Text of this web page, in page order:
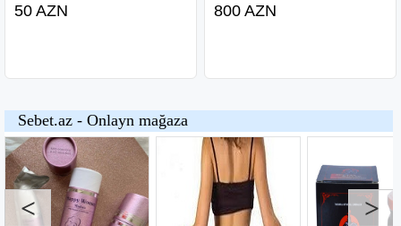
50 AZN 800 AZN